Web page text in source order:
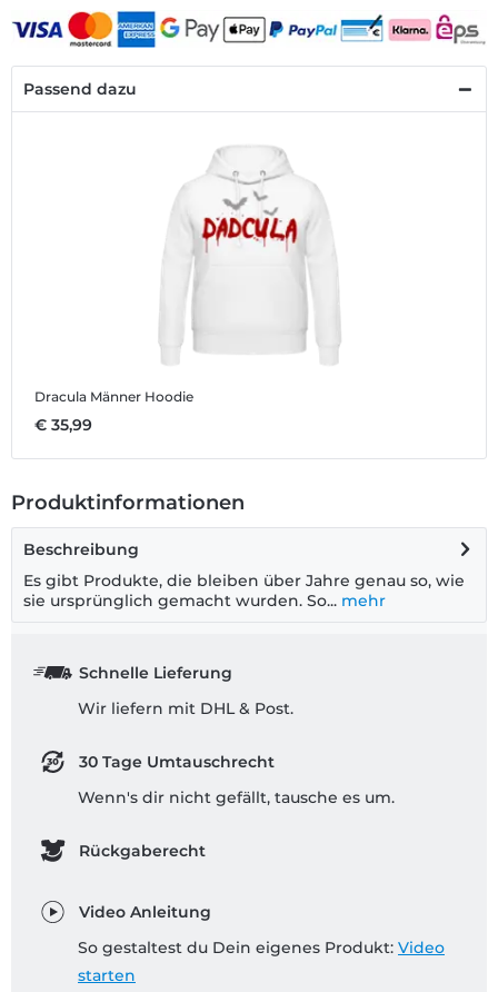
Passend dazu
Dracula Männer Hoodie
€ 35,99
Produktinformationen
Beschreibung
Es gibt Produkte, die bleiben über Jahre genau so, wie
sie ursprünglich gemacht wurden. So... mehr
Schnelle Lieferung
Wir liefern mit DHL & Post.
30 Tage Umtauschrecht
Wenn's dir nicht gefällt, tausche es um.
Rückgaberecht
Video Anleitung
So gestaltest du Dein eigenes Produkt: Video
starten